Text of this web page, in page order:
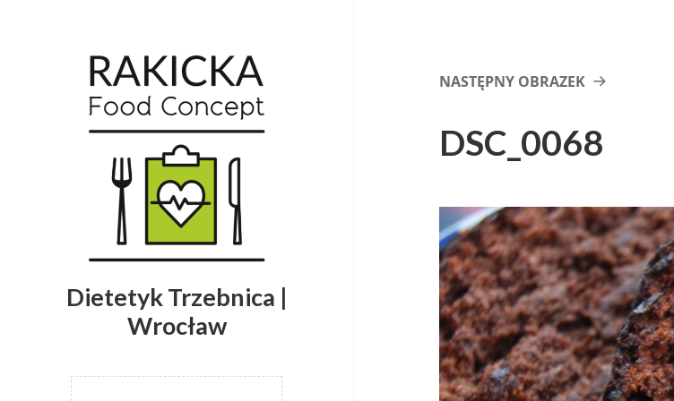
Dietetyk Trzebnica |
Wrocław
NASTĘPNY OBRAZEK
DSC_0068